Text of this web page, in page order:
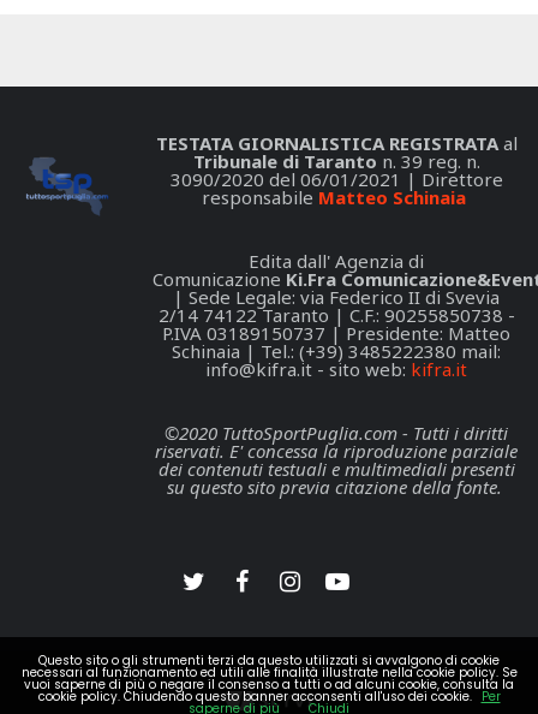
TESTATA GIORNALISTICA REGISTRATAal
Tribunale di Taranto n. 39 reg. n.
3090/2020 del 06/01/2021 | Direttore
responsabile Matteo Schinaia
Edita dall' Agenzia di
Comunicazione Ki.Fra
| Sede Legale: via Federico II di Svevia
2/14 74122 Taranto | C.F.: 90255850738 -
P.IVA 03189150737 | Presidente: Matteo
Schinaia | Tel.: (+39) 3485222380 mail:
info@kifra.it - sito web: kifra.it
©2020 TuttoSportPuglia.com - Tutti i diritti
riservati. E' concessa la riproduzione parziale
dei contenuti testuali e multimediali presenti
su questo sito previa citazione della fonte.
Questo sito o gli strumenti terzi da questo utilizzati si avvalgono di cookie
necessari al funzionamento ed utili alle finalità illustrate nella cookie policy. Se
vuoi saperne di più o negare il consenso a tutti o ad alcuni cookie, consulta la
cookie policy. Chiudendo questo banner acconsenti all'uso dei cookie. Per
saperne di più Chiudi